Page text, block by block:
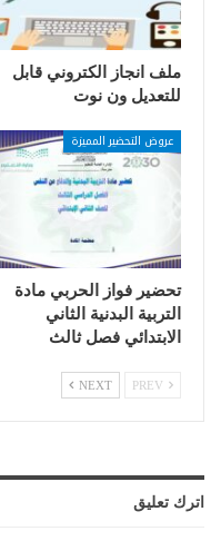
ملف انجاز الكتروني قابل
للتعديل ون نوت
عروض التحضير المميزة
تحضير فواز الحربي مادة
التربية البدنية الثاني
الابتدائي فصل ثالث
NEXT
اترك تعليق